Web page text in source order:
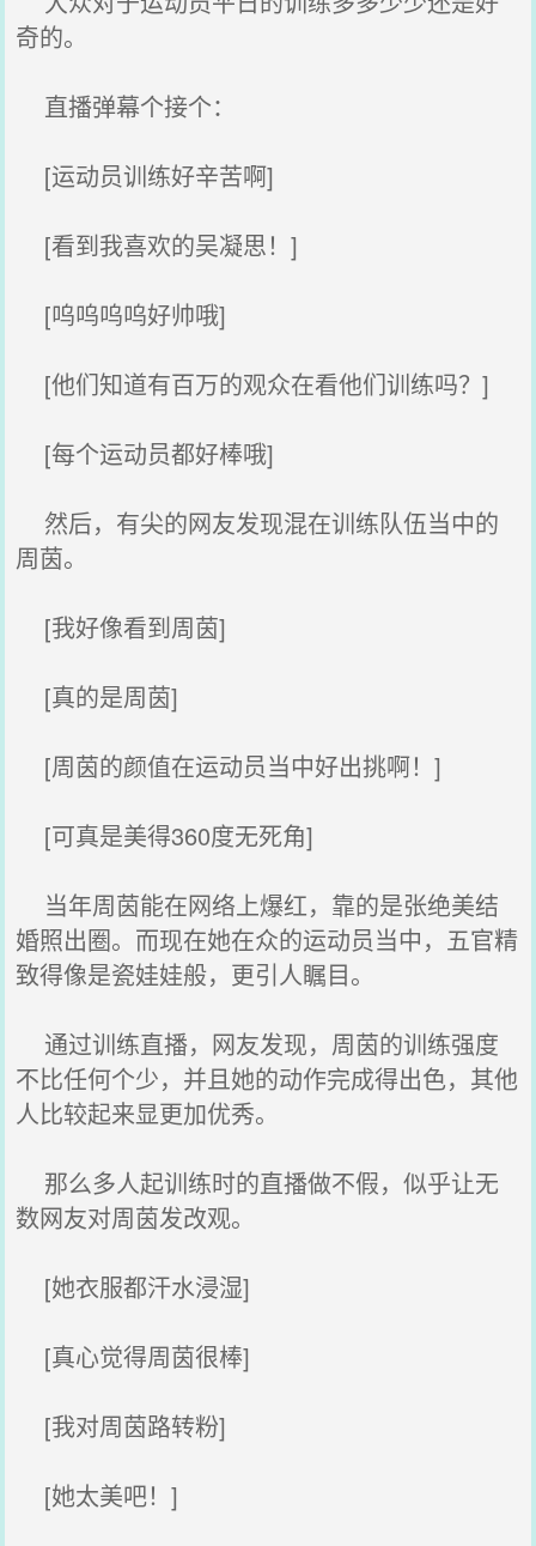
奇的。
直播弹幕个接个：
[运动员训练好辛苦啊]
[看到我喜欢的吴凝思！]
[呜呜呜呜好帅哦]
[他们知道有百万的观众在看他们训练吗？]
[每个运动员都好棒哦]
然后，有尖的网友发现混在训练队伍当中的
周茵。
[我好像看到周茵]
[真的是周茵]
[周茵的颜值在运动员当中好出挑啊！]
[可真是美得360度无死角]
当年周茵能在网络上爆红，靠的是张绝美结
婚照出圈。而现在她在众的运动员当中，五官精
致得像是瓷娃娃般，更引人瞩目。
通过训练直播，网友发现，周茵的训练强度
不比任何个少，并且她的动作完成得出色，其他
人比较起来显更加优秀。
那么多人起训练时的直播做不假，似乎让无
数网友对周茵发改观。
[她衣服都汗水浸湿]
[真心觉得周茵很棒]
[我对周茵路转粉]
[她太美吧！]